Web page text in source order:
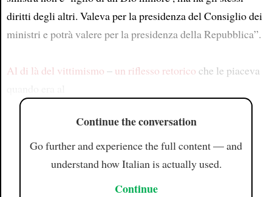
diritti degli altri. Valeva per la presidenza del Consiglio dei
ministri e potrà valere per la presidenza della Repubblica”.
Al di là del vittimismo – un riflesso retorico che le piaceva
Continue the conversation
Go further and experience the full content — and
understand how Italian is actually used.
Continue